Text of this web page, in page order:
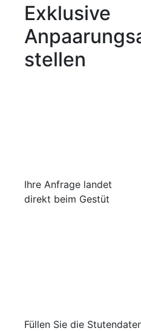
Exklusive
stellen
Ihre Anfrage landet
direkt beim Gestüt
Füllen Sie die